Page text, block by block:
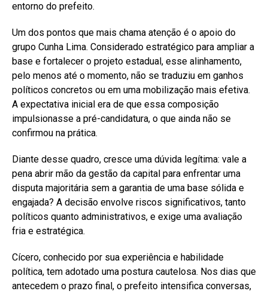
entorno do prefeito.
Um dos pontos que mais chama atenção é o apoio do
grupo Cunha Lima. Considerado estratégico para ampliar a
base e fortalecer o projeto estadual, esse alinhamento,
pelo menos até o momento, não se traduziu em ganhos
políticos concretos ou em uma mobilização mais efetiva.
A expectativa inicial era de que essa composição
impulsionasse a pré-candidatura, o que ainda não se
confirmou na prática.
Diante desse quadro, cresce uma dúvida legítima: vale a
pena abrir mão da gestão da capital para enfrentar uma
disputa majoritária sem a garantia de uma base sólida e
engajada? A decisão envolve riscos significativos, tanto
políticos quanto administrativos, e exige uma avaliação
fria e estratégica.
Cícero, conhecido por sua experiência e habilidade
política, tem adotado uma postura cautelosa. Nos dias que
antecedem o prazo final, o prefeito intensifica conversas,